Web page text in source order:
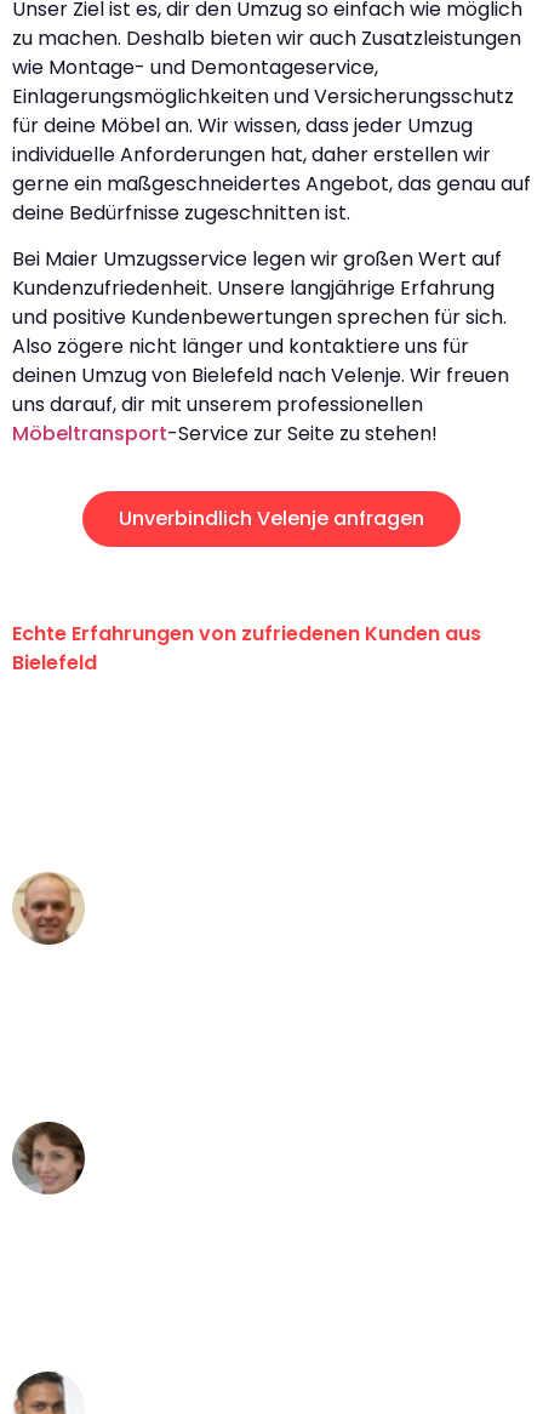
Unser Ziel ist es, dir den Umzug so einfach wie möglich
zu machen. Deshalb bieten wir auch Zusatzleistungen
wie Montage- und Demontageservice,
Einlagerungsmöglichkeiten und Versicherungsschutz
für deine Möbel an. Wir wissen, dass jeder Umzug
individuelle Anforderungen hat, daher erstellen wir
gerne ein maßgeschneidertes Angebot, das genau auf
deine Bedürfnisse zugeschnitten ist.
Bei Maier Umzugsservice legen wir großen Wert auf
Kundenzufriedenheit. Unsere langjährige Erfahrung
und positive Kundenbewertungen sprechen für sich.
Also zögere nicht länger und kontaktiere uns für
deinen Umzug von Bielefeld nach Velenje. Wir freuen
uns darauf, dir mit unserem professionellen
Möbeltransport-Service zur Seite zu stehen!
Unverbindlich Velenje anfragen
Echte Erfahrungen von zufriedenen Kunden aus
Bielefeld